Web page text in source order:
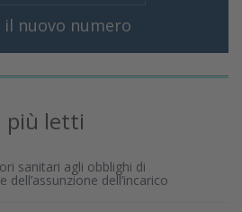
il nuovo numero
più letti
sanitari agli obblighi di
dell’incarico